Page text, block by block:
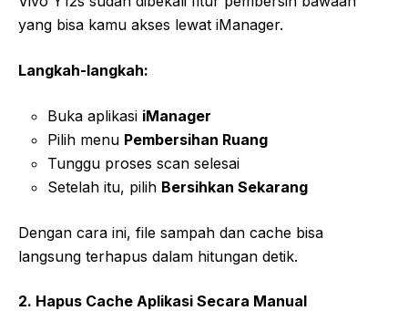
yang bisa kamu akses lewat iManager.
Langkah-langkah:
Buka aplikasi iManager
Pilih menu Pembersihan Ruang
Tunggu proses scan selesai
Setelah itu, pilih Bersihkan Sekarang
Dengan cara ini, file sampah dan cache bisa
langsung terhapus dalam hitungan detik.
2. Hapus Cache Aplikasi Secara Manual